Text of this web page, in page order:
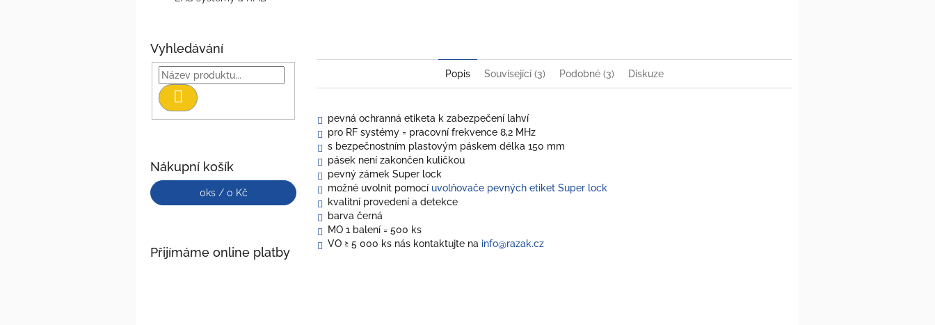
Vyhledávání
Hledat
Nákupní košík
0ks / 0 Kč
Přijímáme online platby
Popis Související (3) Podobné (3) Diskuze
pevná ochranná etiketa k zabezpečení lahví
pro RF systémy = pracovní frekvence 8,2 MHz
s bezpečnostním plastovým páskem délka 150 mm
pásek není zakončen kuličkou
pevný zámek Super lock
možné uvolnit pomocí uvolňovače pevných etiket Super lock
kvalitní provedení a detekce
barva černá
MO 1 balení = 500 ks
VO ≥ 5 000 ks nás kontaktujte na info@razak.cz